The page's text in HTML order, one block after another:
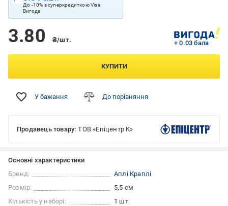
До -10% з суперкредиткою Visa
Вигода
3.80 ₴/шт. + 0.03 бала
КУПИТИ
У бажання До порівняння
Продавець товару: ТОВ «Епіцентр К»
Основні характеристики
Бренд:
Аплі Краплі
Розмір:
5,5 см
Кількість у наборі:
1 шт.